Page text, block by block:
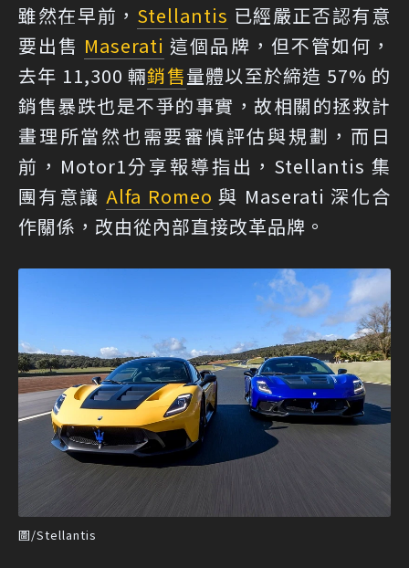
雖然在早前， Stellantis 已經嚴正否認有意
要出售 Maserati 這個品牌，但不管如何，
去年 11,300 輛銷售量體以至於締造 57% 的
銷售暴跌也是不爭的事實，故相關的拯救計
畫理所當然也需要審慎評估與規劃，而日
前， Motor1分享報導指出，Stellantis 集
團有意讓Alfa Romeo 與 Maserati 深化合
作關係，改由從內部直接改革品牌。
圖/Stellantis